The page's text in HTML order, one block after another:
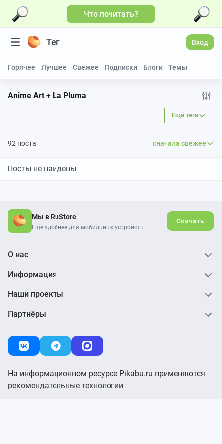
Что почитать?
Тег Вход
Горячее Лучшее Свежее Подписки Блоги Темы
Anime Art + La Pluma
Ещё теги
92 поста сначала свежее
Посты не найдены
Мы в RuStore
Еще удобнее для мобильных устройств
Скачать
О нас
Информация
Наши проекты
Партнёры
На информационном ресурсе Pikabu.ru применяются
рекомендательные технологии